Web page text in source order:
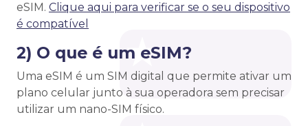
eSIM. Clique aqui para verificar se o seu dispositivo
é compatível
2) O que é um eSIM?
Uma eSIM é um SIM digital que permite ativar um
plano celular junto à sua operadora sem precisar
utilizar um nano-SIM físico.